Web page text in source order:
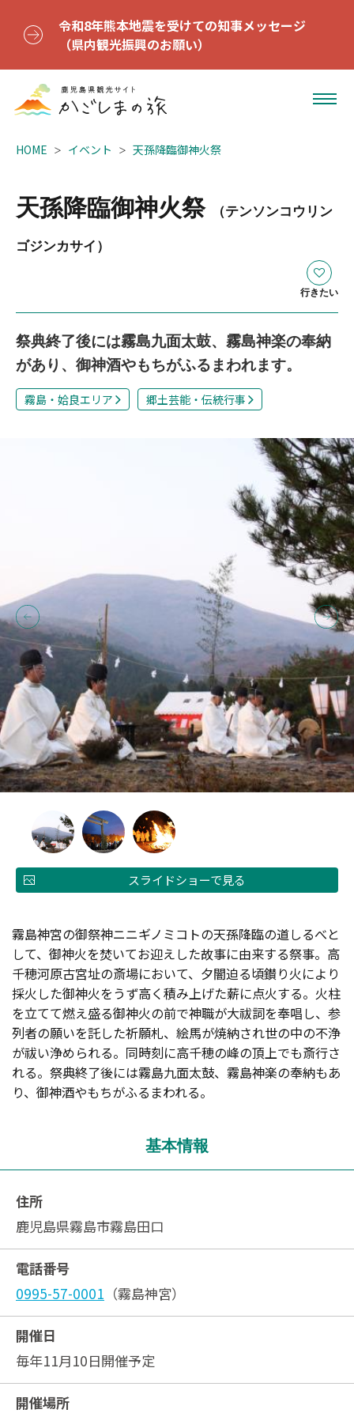
令和8年熊本地震を受けての知事メッセージ
（県内観光振興のお願い）
HOME イベント 天孫降臨御神火祭
天孫降臨御神火祭 （テンソンコウリン
ゴジンカサイ）
行きたい
祭典終了後には霧島九面太鼓、霧島神楽の奉納
があり、御神酒やもちがふるまわれます。
霧島・姶良エリア 郷土芸能・伝統行事
スライドショーで見る
霧島神宮の御祭神ニニギノミコトの天孫降臨の道しるべと
して、御神火を焚いてお迎えした故事に由来する祭事。高
千穂河原古宮址の斎場において、夕闇迫る頃鑚り火により
採火した御神火をうず高く積み上げた薪に点火する。火柱
を立てて燃え盛る御神火の前で神職が大祓詞を奉唱し、参
列者の願いを託した祈願札、絵馬が焼納され世の中の不浄
が祓い浄められる。同時刻に高千穂の峰の頂上でも斎行さ
れる。祭典終了後には霧島九面太鼓、霧島神楽の奉納もあ
り、御神酒やもちがふるまわれる。
基本情報
住所
鹿児島県霧島市霧島田口
電話番号
0995-57-0001 （霧島神宮）
開催日
毎年11月10日開催予定
開催場所